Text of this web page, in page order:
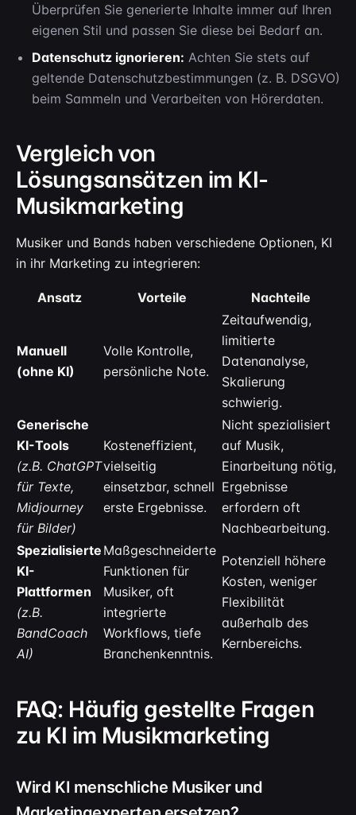
Überprüfen Sie generierte Inhalte immer auf Ihren
eigenen Stil und passen Sie diese bei Bedarf an.
Datenschutz ignorieren: Achten Sie stets auf
geltende Datenschutzbestimmungen (z. B. DSGVO)
beim Sammeln und Verarbeiten von Hörerdaten.
Vergleich von
Lösungsansätzen im KI-
Musikmarketing
Musiker und Bands haben verschiedene Optionen, KI
in ihr Marketing zu integrieren:
Ansatz Vorteile Nachteile
Manuell
(ohne KI)
Volle Kontrolle,
persönliche Note.
Zeitaufwendig,
limitierte
Datenanalyse,
Skalierung
schwierig.
Generische
KI-Tools
(z.B. ChatGPT
für Texte,
Midjourney
für Bilder)
Kosteneffizient,
vielseitig
einsetzbar, schnell
erste Ergebnisse.
Nicht spezialisiert
auf Musik,
Einarbeitung nötig,
Ergebnisse
erfordern oft
Nachbearbeitung.
Spezialisierte
KI-
Plattformen
(z.B.
BandCoach
AI)
Maßgeschneiderte
Funktionen für
Musiker, oft
integrierte
Workflows, tiefe
Branchenkenntnis.
Potenziell höhere
Kosten, weniger
Flexibilität
außerhalb des
Kernbereichs.
FAQ: Häufig gestellte Fragen
zu KI im Musikmarketing
Wird KI menschliche Musiker und